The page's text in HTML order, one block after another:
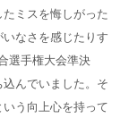
ミスを悔しがった
なさを感じたりす
選手権大会準決
んでいました。そ
う向上心を持って